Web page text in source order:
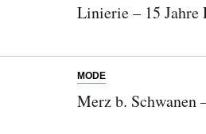
Linierie – 15 Jahre
MODE
Merz b. Schwanen